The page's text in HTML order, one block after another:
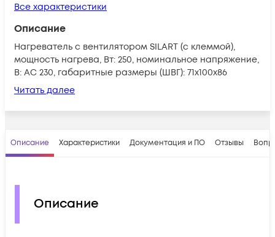
Все характеристики
Описание
Нагреватель с вентилятором SILART (с клеммой),
мощность нагрева, Вт: 250, номинальное напряжение,
В: AC 230, габаритные размеры (ШВГ): 71х100х86
Читать далее
Описание Характеристики Документация и ПО Отзывы
Описание